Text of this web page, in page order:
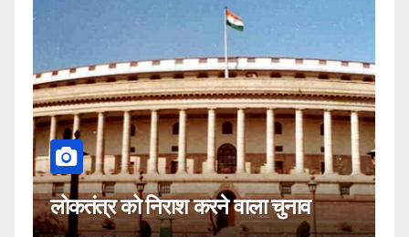
कहीं यह सीजेआई के खिलाफ साजिश तो
नहीं!